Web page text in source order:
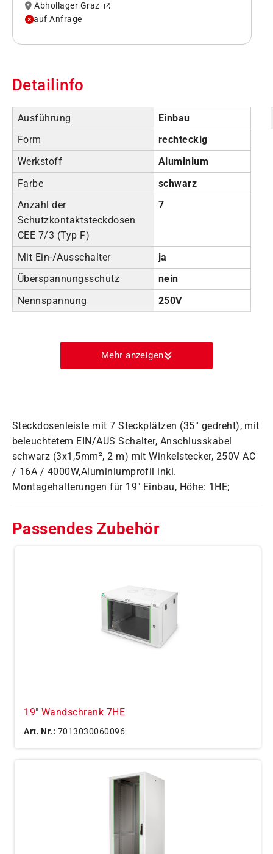
Abhollager Graz
auf Anfrage
Detailinfo
Ausführung
Einbau
Form
rechteckig
Werkstoff
Aluminium
Farbe
schwarz
Anzahl der
Schutzkontaktsteckdosen
CEE 7/3 (Typ F)
7
Mit Ein-/Ausschalter
ja
Überspannungsschutz
nein
Nennspannung
250V
Mehr anzeigen
Steckdosenleiste mit 7 Steckplätzen (35° gedreht), mit
beleuchtetem EIN/AUS Schalter, Anschlusskabel
schwarz (3x1,5mm², 2 m) mit Winkelstecker, 250V AC
/ 16A / 4000W,Aluminiumprofil inkl.
Montagehalterungen für 19" Einbau, Höhe: 1HE;
Passendes Zubehör
19" Wandschrank 7HE
Art. Nr.: 7013030060096